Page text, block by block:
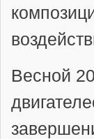
Весной